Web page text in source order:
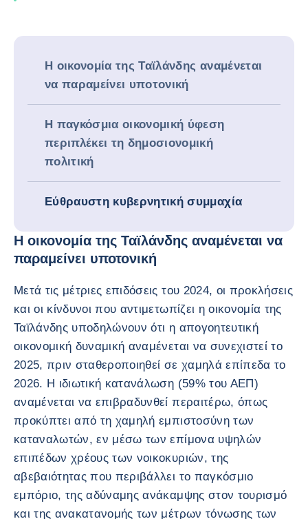
Η οικονομία της Ταϊλάνδης αναμένεται
να παραμείνει υποτονική
Η παγκόσμια οικονομική ύφεση
περιπλέκει τη δημοσιονομική
πολιτική
Εύθραυστη κυβερνητική συμμαχία
Η οικονομία της Ταϊλάνδης αναμένεται να
παραμείνει υποτονική
Μετά τις μέτριες επιδόσεις του 2024, οι προκλήσεις
και οι κίνδυνοι που αντιμετωπίζει η οικονομία της
Ταϊλάνδης υποδηλώνουν ότι η απογοητευτική
οικονομική δυναμική αναμένεται να συνεχιστεί το
2025, πριν σταθεροποιηθεί σε χαμηλά επίπεδα το
2026. Η ιδιωτική κατανάλωση (59% του ΑΕΠ)
αναμένεται να επιβραδυνθεί περαιτέρω, όπως
προκύπτει από τη χαμηλή εμπιστοσύνη των
καταναλωτών, εν μέσω των επίμονα υψηλών
επιπέδων χρέους των νοικοκυριών, της
αβεβαιότητας που περιβάλλει το παγκόσμιο
εμπόριο, της αδύναμης ανάκαμψης στον τουρισμό
και της ανακατανομής των μέτρων τόνωσης των